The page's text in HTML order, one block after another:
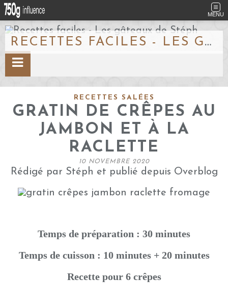
MENU
RECETTES FACILES - LES GÂTEAUX DE STÉPH
RECETTES SALÉES
GRATIN DE CRÊPES AU
JAMBON ET À LA
RACLETTE
10 NOVEMBRE 2020
Rédigé par Stéph et publié depuis Overblog
Temps de préparation : 30 minutes
Temps de cuisson : 10 minutes + 20 minutes
Recette pour 6 crêpes